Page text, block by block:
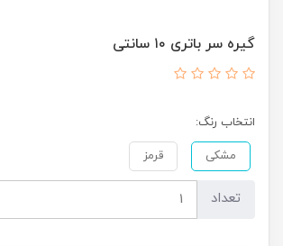
گیره سر باتری ۱۰ سانتی
انتخاب رنگ:
مشکی قرمز
تعداد